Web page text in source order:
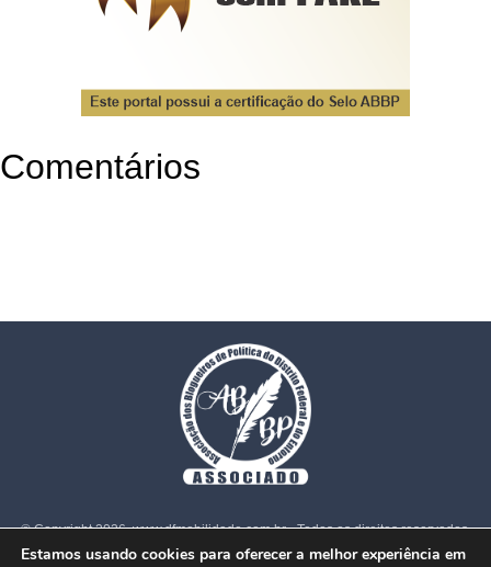
Comentários
© Copyright 2026. www.dfmobilidade.com.br - Todos os direitos reservados.
Estamos usando cookies para oferecer a melhor experiência em